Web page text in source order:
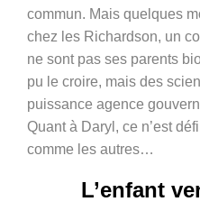
commun. Mais quelques
chez les Richardson, un
ne sont pas ses parents
pu le croire, mais des
puissance agence
Quant à Daryl, ce n’est
comme les autres…
L’enfant